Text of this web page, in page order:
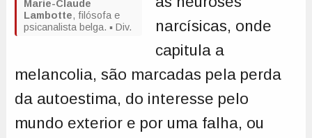
Marie-Claude
Lambotte, filósofa e
psicanalista belga. ▪ Div.
narcísicas, onde
capitula a
melancolia, são marcadas pela perda
da autoestima, do interesse pelo
mundo exterior e por uma falha, ou